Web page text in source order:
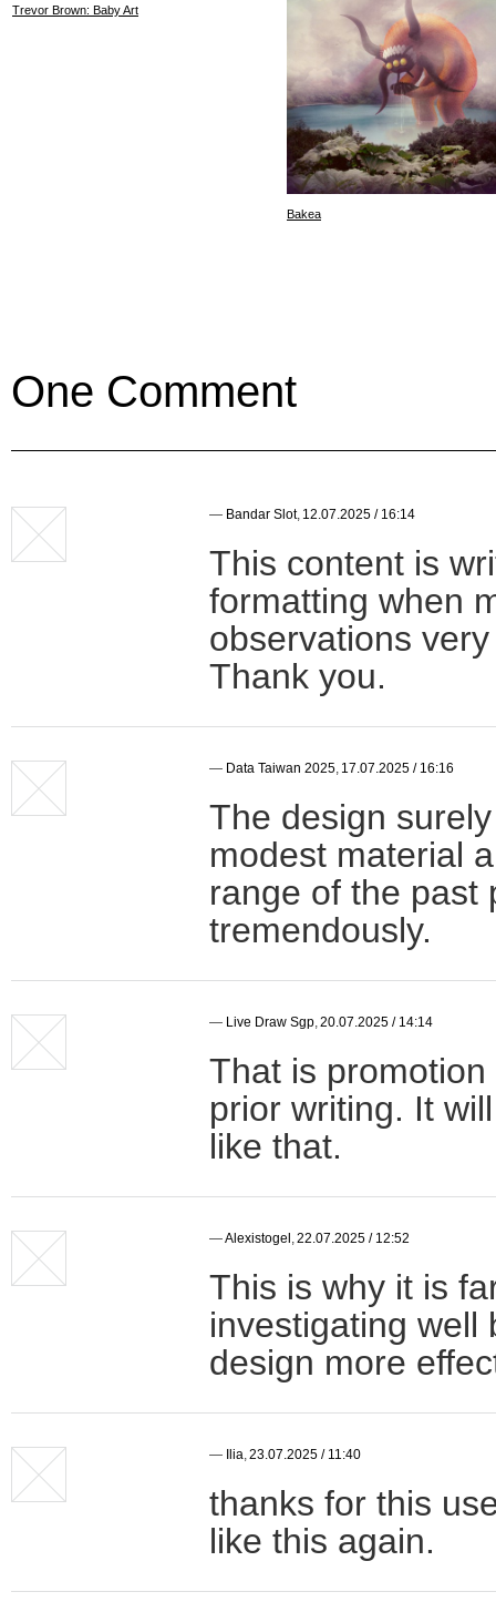
Trevor Brown: Baby Art
Bakea
One Comment
— Bandar Slot, 12.07.2025 / 16:14
This content is
formatting when
observations
Thank you.
— Data Taiwan 2025 17.07.2025 / 16:16
The design
modest material
range of the past
tremendously.
— Live Draw Sgp 20.07.2025 / 14:14
That is
prior writing. It
like that.
—Alexistogel 22.07.2025 / 12:52
This is why it is
investigating well
design more
— Ilia 23.07.2025 / 11:40
thanks for this
like this again.